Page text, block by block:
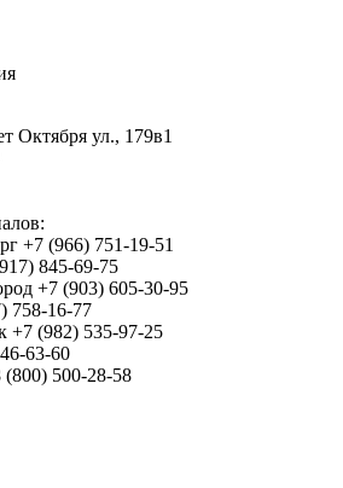
Октября ул., 179в1
+7 (966) 751-19-51
845-69-75
+7 (903) 605-30-95
758-16-77
+7 (982) 535-97-25
63-60
500-28-58